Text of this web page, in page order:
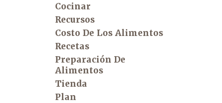
Cocinar
Recursos
Costo De Los Alimentos
Recetas
Preparación De
Alimentos
Tienda
Plan